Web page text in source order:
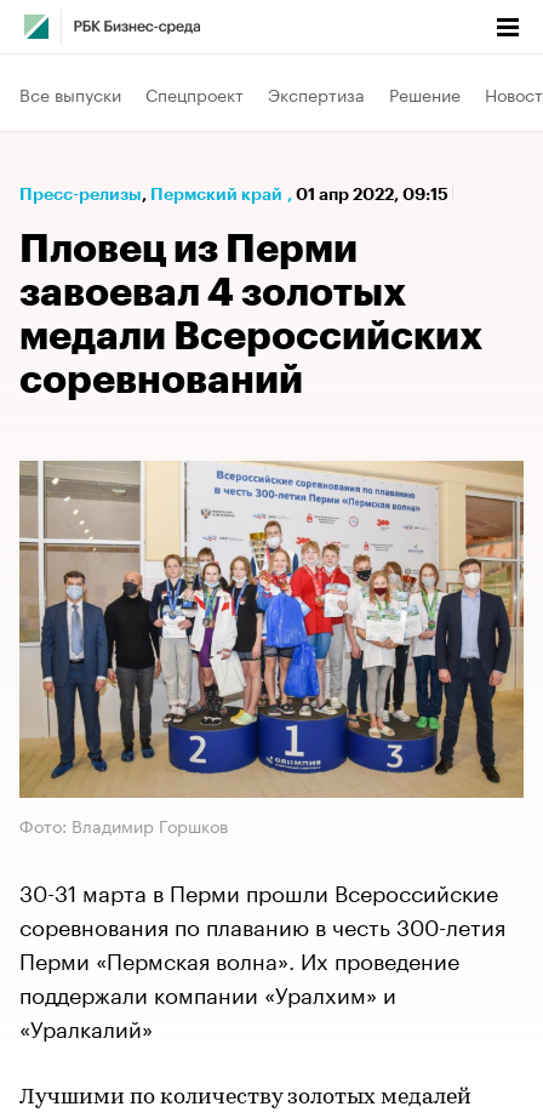
Все выпуски Спецпроект Экспертиза Решение
Пресс-релизы⁠, Пермский край , 01 апр 2022, 09:15
Пловец из Перми
завоевал 4 золотых
медали Всероссийских
соревнований
Фото: Владимир Горшков
30-31 марта в Перми прошли Всероссийские
соревнования по плаванию в честь 300-летия
Перми «Пермская волна». Их проведение
поддержали компании «Уралхим» и
«Уралкалий»
Лучшими по количеству золотых медалей